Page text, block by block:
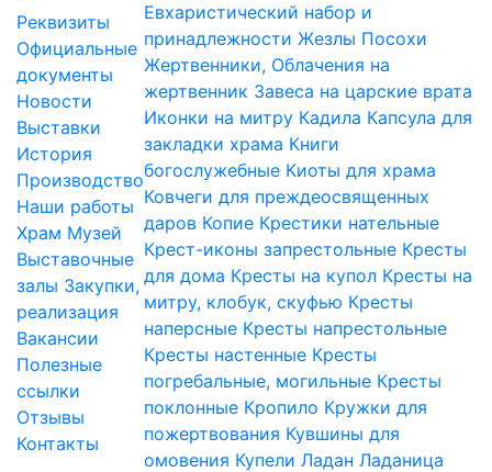
Реквизиты
Официальные
документы
Новости
Выставки
История
Производство
Наши работы
Храм Музей
Выставочные
залы Закупки,
реализация
Вакансии
Полезные
ссылки
Отзывы
Контакты
Евхаристический набор и
принадлежности Жезлы Посохи
Жертвенники, Облачения на
жертвенник Завеса на царские врата
Иконки на митру Кадила Капсула для
закладки храма Книги
богослужебные Киоты для храма
Ковчеги для преждеосвященных
даров Копие Крестики нательные
Крест-иконы запрестольные Кресты
для дома Кресты на купол Кресты на
митру, клобук, скуфью Кресты
наперсные Кресты напрестольные
Кресты настенные Кресты
погребальные, могильные Кресты
поклонные Кропило Кружки для
пожертвования Кувшины для
омовения Купели Ладан Ладаница